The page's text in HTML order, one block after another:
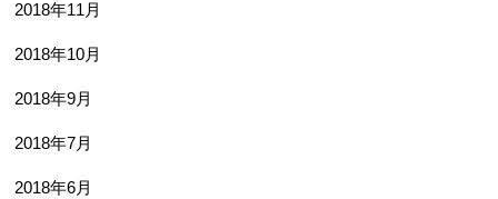
2018年11月
2018年10月
2018年9月
2018年7月
2018年6月